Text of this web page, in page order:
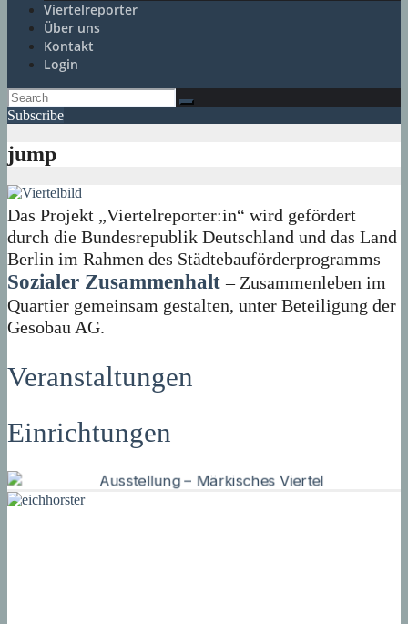
Viertelreporter
Über uns
Kontakt
Login
Subscribe
jump
Das Projekt „Viertelreporter:in“ wird gefördert
durch die Bundesrepublik Deutschland und das Land
Berlin im Rahmen des Städtebauförderprogramms
Sozialer Zusammenhalt – Zusammenleben im
Quartier gemeinsam gestalten, unter Beteiligung der
Gesobau AG.
Veranstaltungen
Einrichtungen